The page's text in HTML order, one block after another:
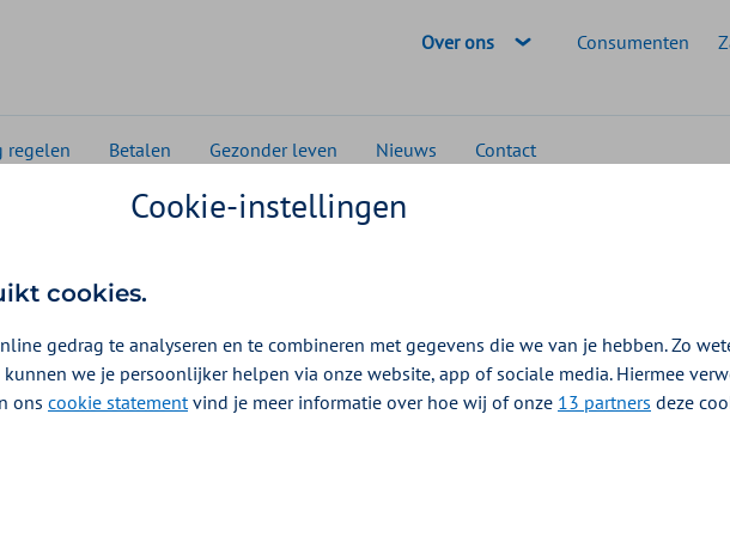
Geselecteerde doelgroep:
Over ons Consumenten
regelen Betalen Gezonder leven Nieuws Contact
passende hospicezorg
hospicezorg: welke opties
Rompa
zijn allemaal anders georganiseerd en worden op verschillende
Hospicezorg is goed georganiseerd in Nederland. En dat
Cookie-instellingen
cookies.
gedrag te analyseren en te combineren met gegevens die we van je hebben. Zo
we je persoonlijker helpen via onze website, app of sociale media. Hiermee
ons cookie statementvind je meer informatie over hoe wij of onze 13 partners deze